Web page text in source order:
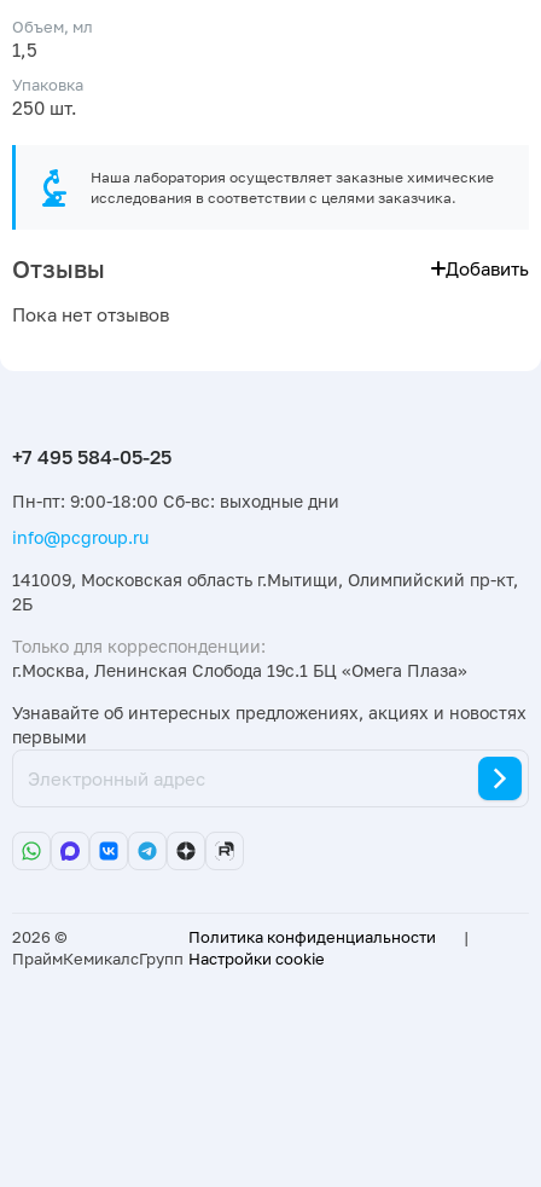
Объем, мл
1,5
Упаковка
250 шт.
Наша лаборатория осуществляет заказные химические
исследования в соответствии с целями заказчика.
Отзывы Добавить
Пока нет отзывов
Пн-пт: 9:00-18:00 Сб-вс: выходные дни
info@pcgroup.ru
141009, Московская область г.Мытищи, Олимпийский пр-кт,
2Б
Только для корреспонденции:
г.Москва, Ленинская Слобода 19с.1 БЦ «Омега Плаза»
Узнавайте об интересных предложениях, акциях и новостях
первыми
2026 ©
ПраймКемикалсГрупп
Политика конфиденциальности
|
Настройки cookie